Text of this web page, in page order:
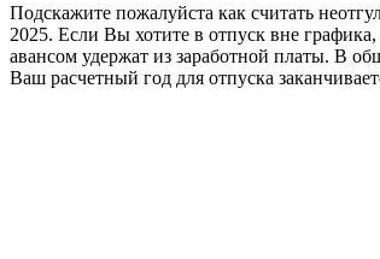
Подскажите пожалуйста как считать
2025. Если Вы хотите в отпуск вне
авансом удержат из заработной платы. В
Ваш расчетный год для отпуска